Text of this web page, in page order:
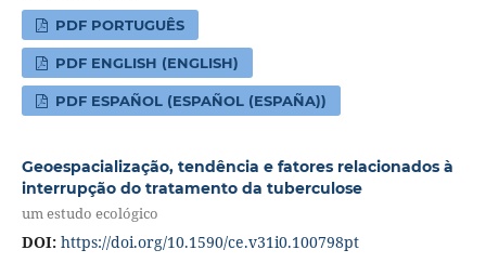
PDF PORTUGUÊS
PDF ENGLISH (ENGLISH)
PDF ESPAÑOL (ESPAÑOL (ESPAÑA))
Geoespacialização, tendência e fatores relacionados à
interrupção do tratamento da tuberculose
um estudo ecológico
DOI: https://doi.org/10.1590/ce.v31i0.100798pt